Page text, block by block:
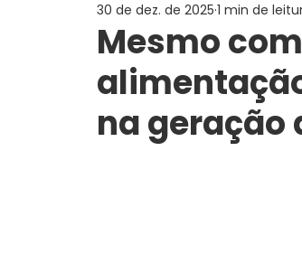
Mesmo
na geração
30 de dez. de 2025 1 min de